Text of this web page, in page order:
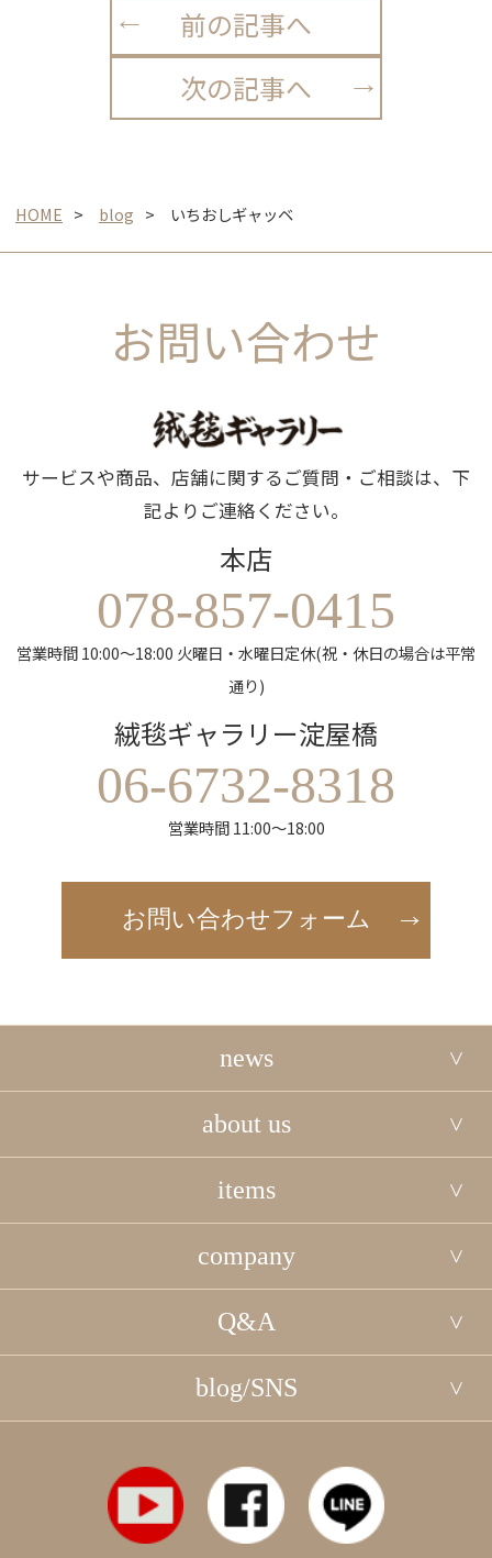
前の記事へ
次の記事へ
HOME blog いちおしギャッベ
お問い合わせ
サービスや商品、店舗に関するご質問・ご相談は、下
記よりご連絡ください。
本店
078-857-0415
営業時間 10:00～18:00 火曜日・水曜日定休(祝・休日の場合は平常
通り)
絨毯ギャラリー淀屋橋
06-6732-8318
営業時間 11:00～18:00
お問い合わせフォーム
news
about us
items
company
Q&A
blog/SNS